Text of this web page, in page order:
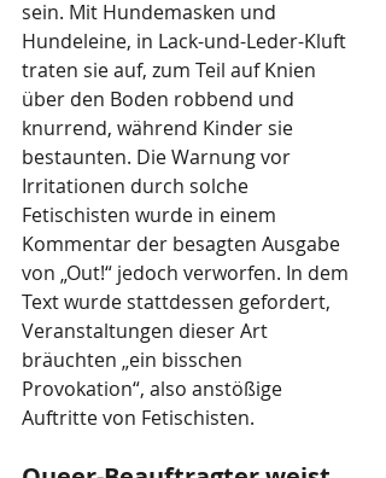
sein. Mit Hundemasken und
Hundeleine, in Lack-und-Leder-Kluft
traten sie auf, zum Teil auf Knien
über den Boden robbend und
knurrend, während Kinder sie
bestaunten. Die Warnung vor
Irritationen durch solche
Fetischisten wurde in einem
Kommentar der besagten Ausgabe
von „Out!“ jedoch verworfen. In dem
Text wurde stattdessen gefordert,
Veranstaltungen dieser Art
bräuchten „ein bisschen
Provokation“, also anstößige
Auftritte von Fetischisten.